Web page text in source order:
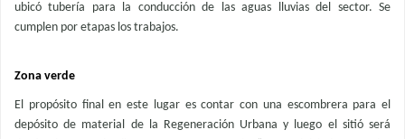
ubicó tubería para la conducción de las aguas lluvias del sector. Se
cumplen por etapas los trabajos.
Zona verde
El propósito final en este lugar es contar con una escombrera para el
depósito de material de la Regeneración Urbana y luego el sitió será